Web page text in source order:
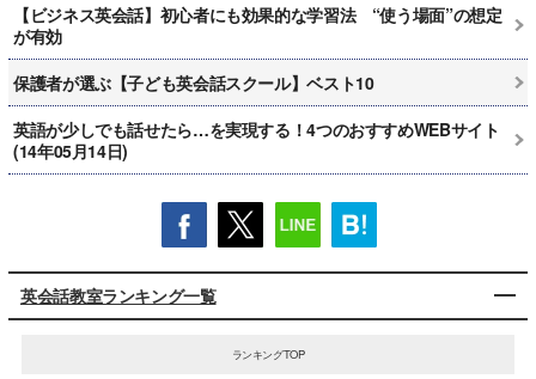
【ビジネス英会話】初心者にも効果的な学習法 “使う場面”の想定
が有効
保護者が選ぶ【子ども英会話スクール】ベスト10
英語が少しでも話せたら…を実現する！4つのおすすめWEBサイト
(14年05月14日)
英会話教室ランキング一覧
ランキングTOP